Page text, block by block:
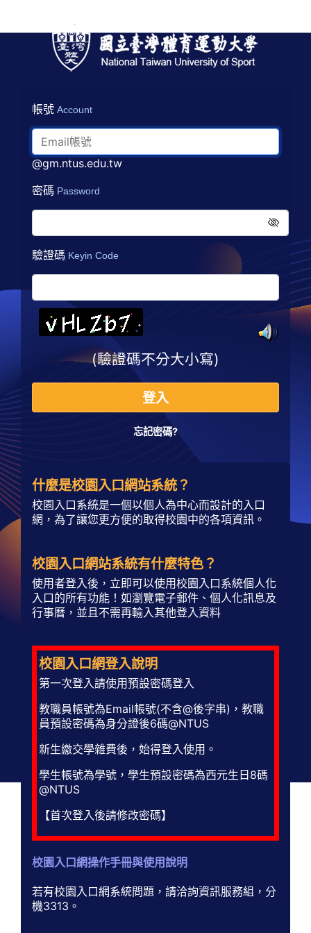
帳號 Account
@gm.ntus.edu.tw
密碼 Password
驗證碼 Keyin Code
(驗證碼不分大小寫)
登入
忘記密碼?
什麼是校園入口網站系統？
校園入口系統是一個以個人為中心而設計的入口
網，為了讓您更方便的取得校園中的各項資訊。
校園入口網站系統有什麼特色？
使用者登入後，立即可以使用校園入口系統個人化
入口的所有功能！如瀏覽電子郵件、個人化訊息及
行事曆，並且不需再輸入其他登入資料
校園入口網登入說明
第一次登入請使用預設密碼登入
教職員帳號為Email帳號(不含@後字串)，教職
員預設密碼為身分證後6碼@NTUS
新生繳交學雜費後，始得登入使用。
學生帳號為學號，學生預設密碼為西元生日8碼
@NTUS
【首次登入後請修改密碼】
校園入口網操作手冊與使用說明
若有校園入口網系統問題，請洽詢資訊服務組，分
機3313。